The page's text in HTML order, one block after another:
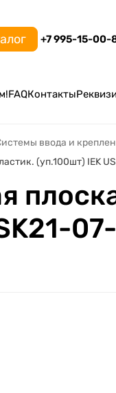
+7 995-15-00-
FAQКонтакты
ввода и
(уп.100шт) IEK